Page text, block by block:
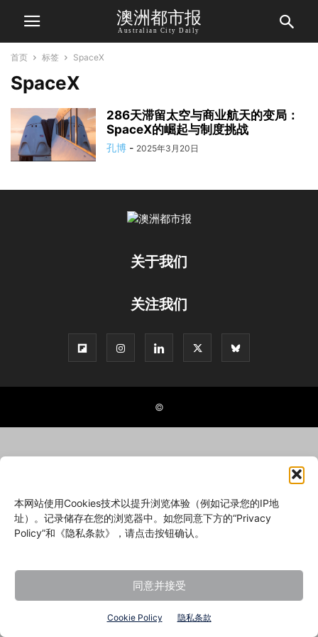
本网站使用Cookies技术以提升浏览体验（例如记录您的IP地
址）。记录储存在您的浏览器中。如您同意下方的“Privacy
Policy”和《隐私条款》，请点击按钮确认。
同意并接受
Cookie Policy 隐私条款
澳洲都市报
Australian City Daily
首页 标签 SpaceX
SpaceX
286天滞留太空与商业航天的变局：
SpaceX的崛起与制度挑战
孔博 - 2025年3月20日
关于我们
关注我们
©